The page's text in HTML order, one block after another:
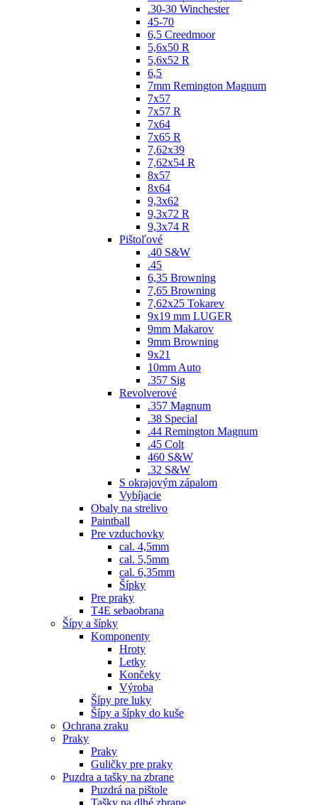
.30-30 Winchester
45-70
6,5 Creedmoor
5,6x50 R
5,6x52 R
6,5
7mm Remington Magnum
7x57
7x57 R
7x64
7x65 R
7,62x39
7,62x54 R
8x57
8x64
9,3x62
9,3x72 R
9,3x74 R
Pištoľové
.40 S&W
.45
6,35 Browning
7,65 Browning
7,62x25 Tokarev
9x19 mm LUGER
9mm Makarov
9mm Browning
9x21
10mm Auto
.357 Sig
Revolverové
.357 Magnum
.38 Special
.44 Remington Magnum
.45 Colt
460 S&W
.32 S&W
S okrajovým zápalom
Vybíjacie
Obaly na strelivo
Paintball
Pre vzduchovky
cal. 4,5mm
cal. 5,5mm
cal. 6,35mm
Šípky
Pre praky
T4E sebaobrana
Šípy a šípky
Komponenty
Hroty
Letky
Končeky
Výroba
Šípy pre luky
Šípy a šípky do kuše
Ochrana zraku
Praky
Praky
Guličky pre praky
Puzdra a tašky na zbrane
Puzdrá na pištole
Tašky na dlhé zbrane